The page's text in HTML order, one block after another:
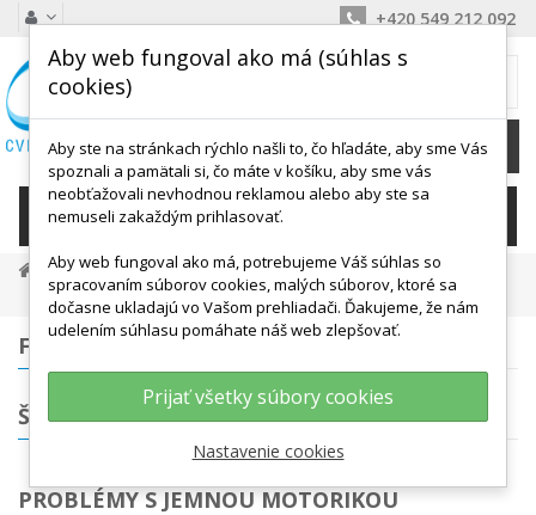
+420 549 212 092
KATEGÓRIE
Osoby So Špeciálnymi Potrebami
Problémy S Jemnou Motorikou
FILTROVANIE
ŠTÍTKY
PROBLÉMY S JEMNOU MOTORIKOU
Aby web fungoval ako má (súhlas s
cookies)
Aby ste na stránkach rýchlo našli to, čo hľadáte, aby sme Vás
spoznali a pamätali si, čo máte v košíku, aby sme vás
neobťažovali nevhodnou reklamou alebo aby ste sa
nemuseli zakaždým prihlasovať.
Aby web fungoval ako má, potrebujeme Váš súhlas so
spracovaním súborov cookies, malých súborov, ktoré sa
dočasne ukladajú vo Vašom prehliadači. Ďakujeme, že nám
udelením súhlasu pomáhate náš web zlepšovať.
Prijať všetky súbory cookies
Nastavenie cookies